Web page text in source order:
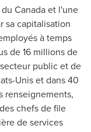
Canadaet l'une
sa capitalisation
à temps
de 16 millions de
public et de
Unis et dans 40
renseignements,
chefs de file
de services